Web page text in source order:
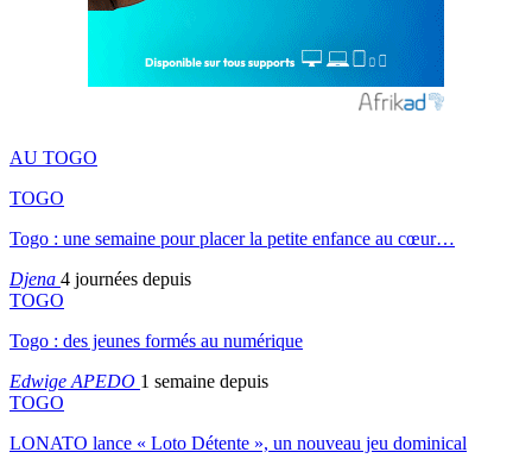
AU TOGO
TOGO
Togo : une semaine pour placer la petite enfance au cœur…
Djena 4 journées depuis
TOGO
Togo : des jeunes formés au numérique
Edwige APEDO 1 semaine depuis
TOGO
LONATO lance « Loto Détente », un nouveau jeu dominical